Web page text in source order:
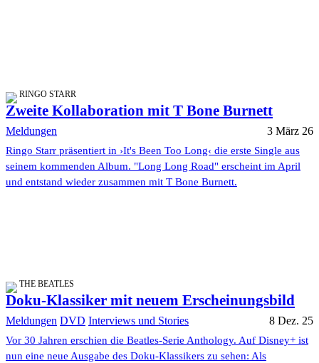
RINGO STARR
Zweite Kollaboration mit T Bone Burnett
Meldungen 3 März 26
Ringo Starr präsentiert in ›It's Been Too Long‹ die erste Single aus
seinem kommenden Album. "Long Long Road" erscheint im April
und entstand wieder zusammen mit T Bone Burnett.
THE BEATLES
Doku-Klassiker mit neuem Erscheinungsbild
Meldungen DVD Interviews und Stories 8 Dez. 25
Vor 30 Jahren erschien die Beatles-Serie Anthology. Auf Disney+ ist
nun eine neue Ausgabe des Doku-Klassikers zu sehen: Als